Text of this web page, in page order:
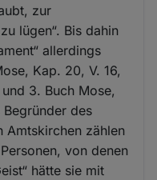
zur
lügen“. Bis dahin
allerdings
Kap. 20, V. 16,
3. Buch Mose,
Begründer des
Amtskirchen zählen
von denen
hätte sie mit